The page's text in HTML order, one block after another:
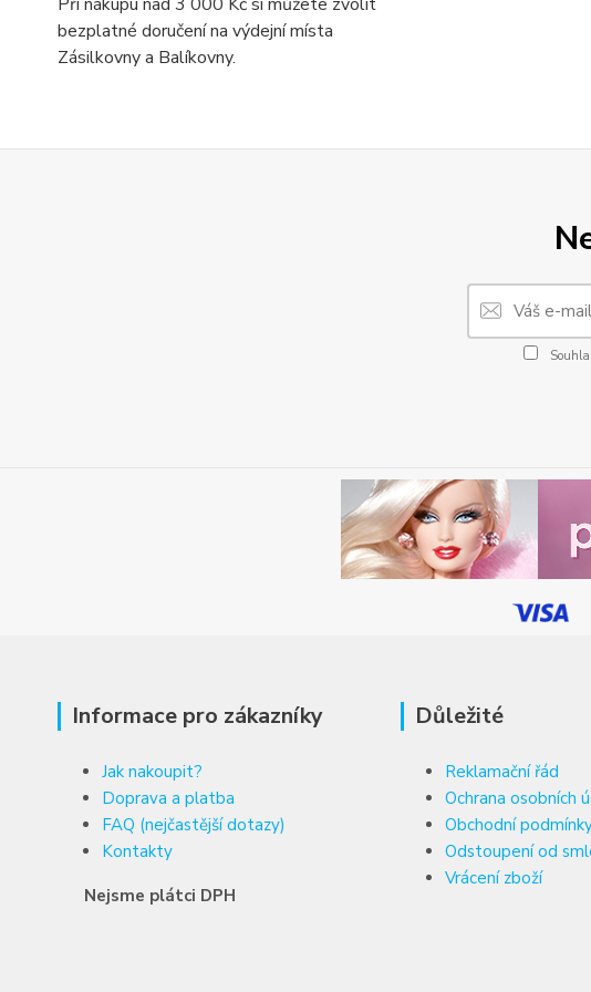
bezplatné doručení na výdejní místa
Zásilkovny a Balíkovny.
Informace pro zákazníky
Jak nakoupit?
Doprava a platba
FAQ (nejčastější dotazy)
Kontakty
Nejsme plátci DPH
Důležité
Reklamační řád
Ochrana osobních
Obchodní
Odstoupení od
Vrácení zboží